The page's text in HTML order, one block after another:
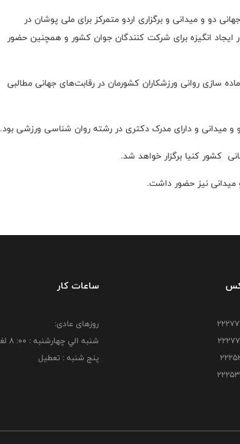
دو و میدانی و برگزاری اردو متمرکز برای ملی پوشان در
ایجاد انگیزه برای شرکت کنندگان جوان کشور و همچنین حضور
سازی روانی ورزشکاران کشورمان در رقابت‌های جهانی مطالبی
میدانی و دارای مدرک دکتری در رشته روان شناسی ورزشی بود.
کشور کنیا برگزار خواهد شد.
میدانی نیز حضور داشت.
ساعات کار
روزهای عادی:
شنبه الي چهارشنبه : 00: 8 لغايت 16:00
پنج شنبه : تعطیل